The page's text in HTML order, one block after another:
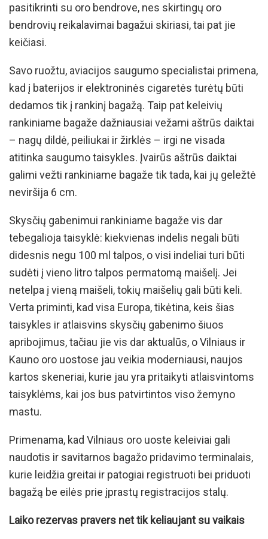
pasitikrinti su oro bendrove, nes skirtingų oro
bendrovių reikalavimai bagažui skiriasi, tai pat jie
keičiasi.
Savo ruožtu, aviacijos saugumo specialistai primena,
kad į baterijos ir elektroninės cigaretės turėtų būti
dedamos tik į rankinį bagažą. Taip pat keleivių
rankiniame bagaže dažniausiai vežami aštrūs daiktai
– nagų dildė, peiliukai ir žirklės – irgi ne visada
atitinka saugumo taisykles. Įvairūs aštrūs daiktai
galimi vežti rankiniame bagaže tik tada, kai jų geležtė
neviršija 6 cm.
Skysčių gabenimui rankiniame bagaže vis dar
tebegalioja taisyklė: kiekvienas indelis negali būti
didesnis negu 100 ml talpos, o visi indeliai turi būti
sudėti į vieno litro talpos permatomą maišelį. Jei
netelpa į vieną maišeli, tokių maišelių gali būti keli.
Verta priminti, kad visa Europa, tikėtina, keis šias
taisykles ir atlaisvins skysčių gabenimo šiuos
apribojimus, tačiau jie vis dar aktualūs, o Vilniaus ir
Kauno oro uostose jau veikia moderniausi, naujos
kartos skeneriai, kurie jau yra pritaikyti atlaisvintoms
taisyklėms, kai jos bus patvirtintos viso žemyno
mastu.
Primenama, kad Vilniaus oro uoste keleiviai gali
naudotis ir savitarnos bagažo pridavimo terminalais,
kurie leidžia greitai ir patogiai registruoti bei priduoti
bagažą be eilės prie įprastų registracijos stalų.
Laiko rezervas pravers net tik keliaujant su vaikais